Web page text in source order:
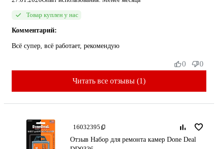
Товар куплен у нас
Комментарий:
Всё супер, всё работает, рекомендую
Читать все отзывы (1)
0 0
16032395
Отзыв Набор для ремонта камер Done Deal